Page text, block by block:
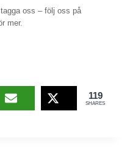
oss – följ oss på
mer.
119
SHARES